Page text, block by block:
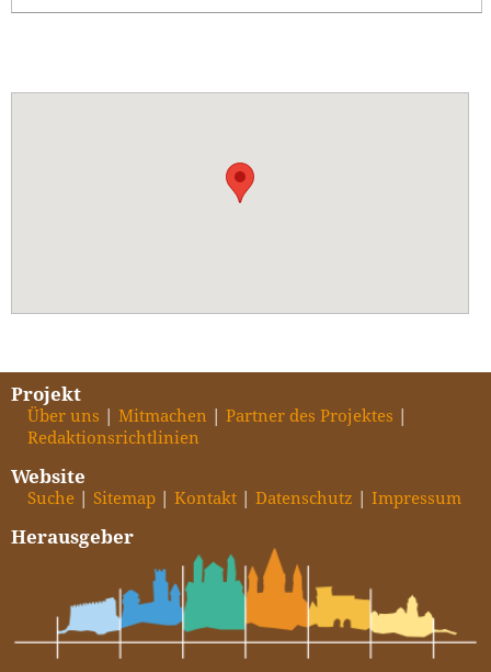
Projekt
Über uns Mitmachen
Partner des Projektes
Redaktionsrichtlinien
Website
Suche Sitemap Kontakt Datenschutz Impressum
Herausgeber